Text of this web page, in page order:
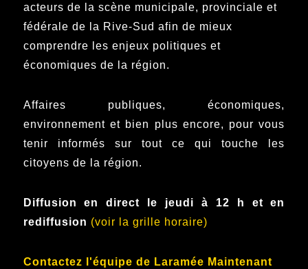
acteurs de la scène municipale, provinciale et
fédérale de la Rive-Sud afin de mieux
comprendre les enjeux politiques et
économiques de la région.
Affaires publiques, économiques,
environnement et bien plus encore, pour vous
tenir informés sur tout ce qui touche les
citoyens de la région.
Diffusion en direct le jeudi à 12 h et en
rediffusion (voir la grille horaire)
Contactez l'équipe de Laramée Maintenant